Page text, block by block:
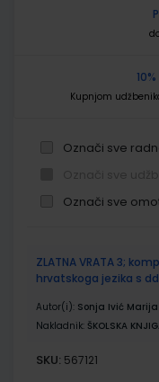
Kupnjom
Označi sve
Označi sve
proizvodi
ZLATNA VRATA 3;
hrvatskoga jezika s
Autor(i): Sonja Ivić
Nakladnik: ŠKOLSKA
SKU: 567121